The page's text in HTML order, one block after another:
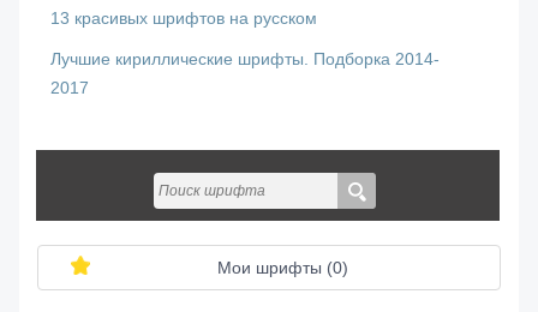
13 красивых шрифтов на русском
Лучшие кириллические шрифты. Подборка 2014-
2017
Мои шрифты (0)